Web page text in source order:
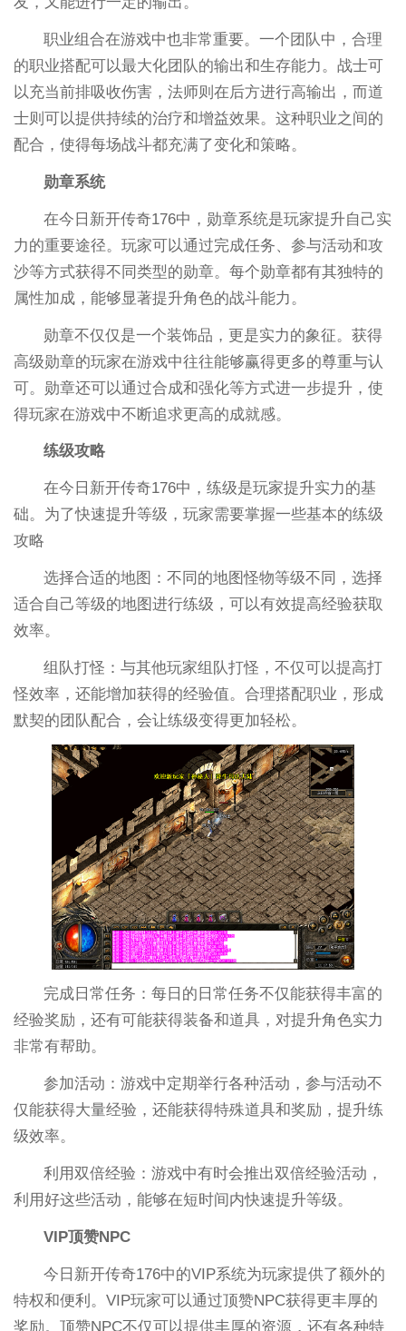
职业组合在游戏中也非常重要。一个团队中，合理
的职业搭配可以最大化团队的输出和生存能力。战士可
以充当前排吸收伤害，法师则在后方进行高输出，而道
士则可以提供持续的治疗和增益效果。这种职业之间的
配合，使得每场战斗都充满了变化和策略。
勋章系统
在今日新开传奇176中，勋章系统是玩家提升自己实
力的重要途径。玩家可以通过完成任务、参与活动和攻
沙等方式获得不同类型的勋章。每个勋章都有其独特的
属性加成，能够显著提升角色的战斗能力。
勋章不仅仅是一个装饰品，更是实力的象征。获得
高级勋章的玩家在游戏中往往能够赢得更多的尊重与认
可。勋章还可以通过合成和强化等方式进一步提升，使
得玩家在游戏中不断追求更高的成就感。
练级攻略
在今日新开传奇176中，练级是玩家提升实力的基
础。为了快速提升等级，玩家需要掌握一些基本的练级
攻略
选择合适的地图：不同的地图怪物等级不同，选择
适合自己等级的地图进行练级，可以有效提高经验获取
效率。
组队打怪：与其他玩家组队打怪，不仅可以提高打
怪效率，还能增加获得的经验值。合理搭配职业，形成
默契的团队配合，会让练级变得更加轻松。
完成日常任务：每日的日常任务不仅能获得丰富的
经验奖励，还有可能获得装备和道具，对提升角色实力
非常有帮助。
参加活动：游戏中定期举行各种活动，参与活动不
仅能获得大量经验，还能获得特殊道具和奖励，提升练
级效率。
利用双倍经验：游戏中有时会推出双倍经验活动，
利用好这些活动，能够在短时间内快速提升等级。
VIP顶赞NPC
今日新开传奇176中的VIP系统为玩家提供了额外的
特权和便利。VIP玩家可以通过顶赞NPC获得更丰厚的
奖励。顶赞NPC不仅可以提供丰厚的资源，还有各种特